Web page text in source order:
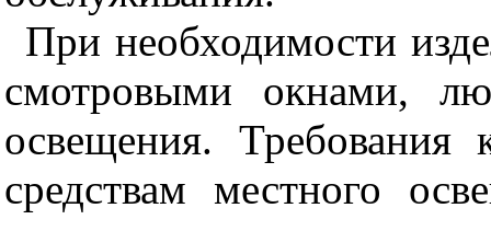
При необходимости
смотровыми окнами,
освещения.
средствам местного